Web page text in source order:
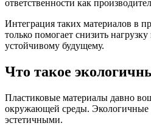
ответственности как
Интеграция таких материалов в
только помогает снизить
устойчивому будущему.
Что такое
Пластиковые материалы давно
окружающей среды. Экологичные
эстетичными.